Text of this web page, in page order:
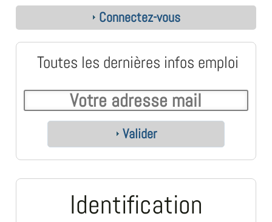
Connectez-vous
Toutes les dernières infos emploi
Valider
Identification